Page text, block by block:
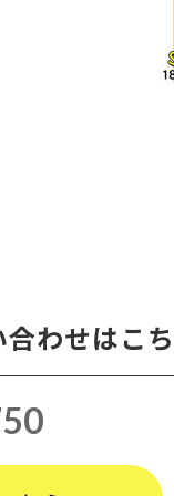
わせはこ